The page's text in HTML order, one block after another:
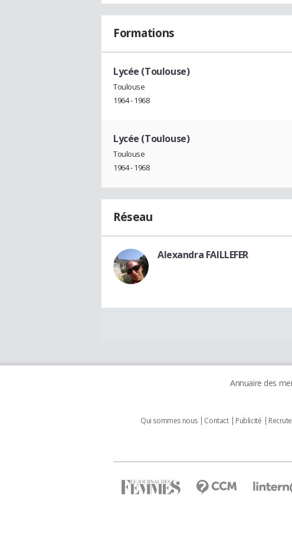
Formations
Lycée (Toulouse)
Toulouse
1964 - 1968
Lycée (Toulouse)
Toulouse
1964 - 1968
Réseau
Alexandra FAILLEFER
Annuaire des
Qui sommes nous Contact Publicité